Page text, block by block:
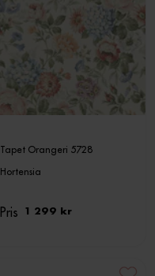
Tapet Orangeri 5728
Hortensia
Pris 1 299 kr